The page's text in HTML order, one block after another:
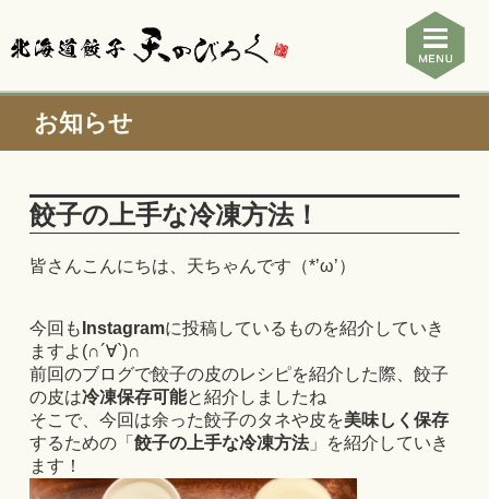
お知らせ
餃子の上手な冷凍方法！
皆さんこんにちは、天ちゃんです（*’ω’）
今回も Instagramに投稿しているものを紹介していき
ますよ(∩´∀`)∩
前回のブログで餃子の皮のレシピを紹介した際、餃子
の皮は冷凍保存可能と紹介しましたね
そこで、今回は余った餃子のタネや皮を美味しく保存
するための「 餃子の上手な冷凍方法」を紹介していき
ます！